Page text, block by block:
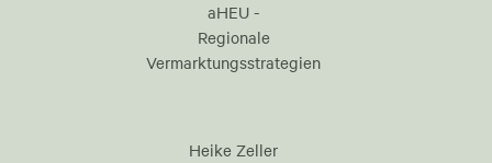
aHEU -
Regionale
Vermarktungsstrategien
Heike Zeller